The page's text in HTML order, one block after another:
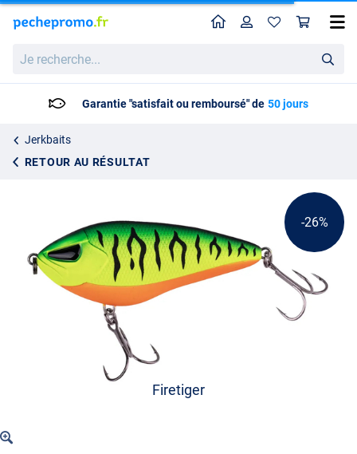
recherche...
HomeProfil
Garantie "satisfait ou remboursé" de 50 jours
Jerkbaits
RETOUR AU RÉSULTAT
Jerkbait Zeck Rogue Glider 12cm (79g) – Coulée Lente
Firetiger
-26%